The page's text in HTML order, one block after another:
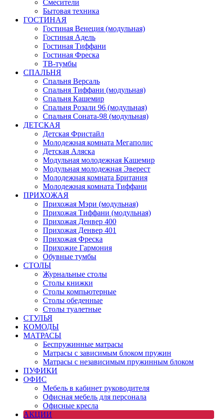
Смесители
Бытовая техника
ГОСТИНАЯ
Гостиная Венеция (модульная)
Гостиная Адель
Гостиная Тиффани
Гостиная Фреска
ТВ-тумбы
СПАЛЬНЯ
Спальня Версаль
Спальня Тиффани (модульная)
Спальня Кашемир
Спальня Розали 96 (модульная)
Спальня Соната-98 (модульная)
ДЕТСКАЯ
Детская Фристайл
Молодежная комната Мегаполис
Детская Аляска
Модульная молодежная Кашемир
Модульная молодежная Эверест
Молодежная комната Британия
Молодежная комната Тиффани
ПРИХОЖАЯ
Прихожая Мэри (модульная)
Прихожая Тиффани (модульная)
Прихожая Денвер 400
Прихожая Денвер 401
Прихожая Фреска
Прихожие Гармония
Обувные тумбы
СТОЛЫ
Журнальные столы
Столы книжки
Столы компьютерные
Столы обеденные
Столы туалетные
СТУЛЬЯ
КОМОДЫ
МАТРАСЫ
Беспружинные матрасы
Матрасы с зависимым блоком пружин
Матрасы с независимым пружинным блоком
ПУФИКИ
ОФИС
Мебель в кабинет руководителя
Офисная мебель для персонала
Офисные кресла
АКЦИИ